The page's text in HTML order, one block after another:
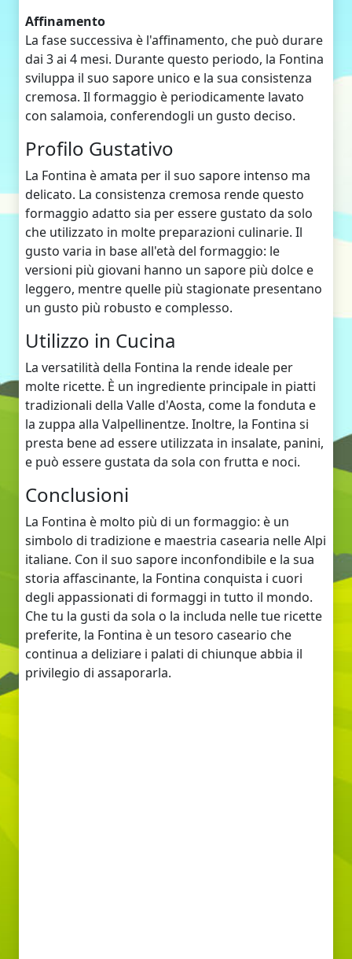
Affinamento
La fase successiva è l'affinamento, che può durare
dai 3 ai 4 mesi. Durante questo periodo, la Fontina
sviluppa il suo sapore unico e la sua consistenza
cremosa. Il formaggio è periodicamente lavato
con salamoia, conferendogli un gusto deciso.
Profilo Gustativo
La Fontina è amata per il suo sapore intenso ma
delicato. La consistenza cremosa rende questo
formaggio adatto sia per essere gustato da solo
che utilizzato in molte preparazioni culinarie. Il
gusto varia in base all'età del formaggio: le
versioni più giovani hanno un sapore più dolce e
leggero, mentre quelle più stagionate presentano
un gusto più robusto e complesso.
Utilizzo in Cucina
La versatilità della Fontina la rende ideale per
molte ricette. È un ingrediente principale in piatti
tradizionali della Valle d'Aosta, come la fonduta e
la zuppa alla Valpellinentze. Inoltre, la Fontina si
presta bene ad essere utilizzata in insalate, panini,
e può essere gustata da sola con frutta e noci.
Conclusioni
La Fontina è molto più di un formaggio: è un
simbolo di tradizione e maestria casearia nelle Alpi
italiane. Con il suo sapore inconfondibile e la sua
storia affascinante, la Fontina conquista i cuori
degli appassionati di formaggi in tutto il mondo.
Che tu la gusti da sola o la includa nelle tue ricette
preferite, la Fontina è un tesoro caseario che
continua a deliziare i palati di chiunque abbia il
privilegio di assaporarla.